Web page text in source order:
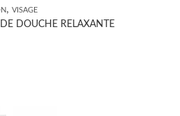
, VISAGE
DOUCHE RELAXANTE